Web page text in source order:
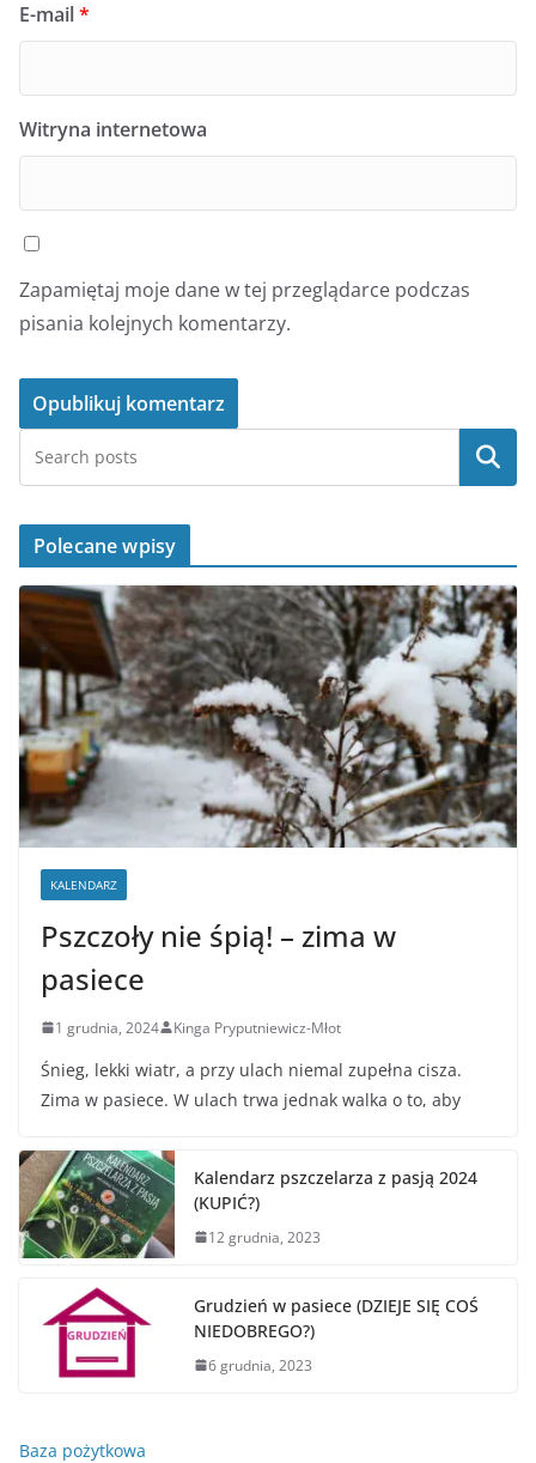
E-mail*
Witryna internetowa
Zapamiętaj moje dane w tej przeglądarce podczas
pisania kolejnych komentarzy.
Szukaj
Polecane wpisy
KALENDARZ
Pszczoły nie śpią! – zima w
pasiece
1 grudnia, 2024 Kinga Pryputniewicz-Młot
Śnieg, lekki wiatr, a przy ulach niemal zupełna cisza.
Zima w pasiece. W ulach trwa jednak walka o to, aby
Kalendarz pszczelarza z pasją 2024
(KUPIĆ?)
12 grudnia, 2023
Grudzień w pasiece (DZIEJE SIĘ COŚ
NIEDOBREGO?)
6 grudnia, 2023
Baza pożytkowa